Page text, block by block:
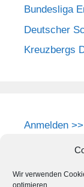
Wir verwenden
optimieren.
Bundesliga
Deutscher
Kreuzbergs
Anmelden >>